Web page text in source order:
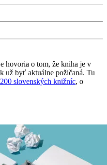
hovoria o tom, že kniha je v
už byť aktuálne požičaná. Tu
slovenských knižníc, o